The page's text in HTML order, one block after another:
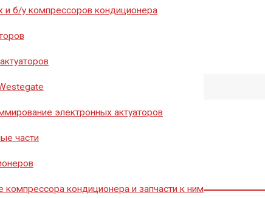
8 (351) 776-20-40
Заказать звонок
и б/у компрессоров кондиционера
электронных актуаторов
части
компрессора кондиционера и запчасти к ним